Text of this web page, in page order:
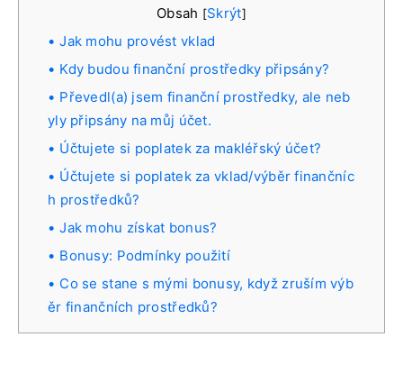
Obsah [Skrýt]
Jak mohu provést vklad
Kdy budou finanční prostředky připsány?
Převedl(a) jsem finanční prostředky, ale neb
yly připsány na můj účet.
Účtujete si poplatek za makléřský účet?
Účtujete si poplatek za vklad/výběr finančníc
h prostředků?
Jak mohu získat bonus?
Bonusy: Podmínky použití
Co se stane s mými bonusy, když zruším výb
ěr finančních prostředků?